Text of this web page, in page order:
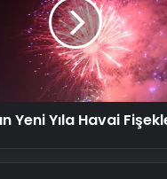
Yeni Yıla Havai